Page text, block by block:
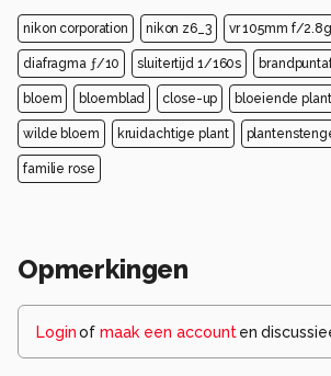
nikon corporation nikon z6_3 vr 105mm f/2.8g
diafragma ƒ/10 sluitertijd 1/160s
bloem bloemblad close-up bloeiende plant
wilde bloem kruidachtige plant
familie rose
Opmerkingen
Loginof maak een account en